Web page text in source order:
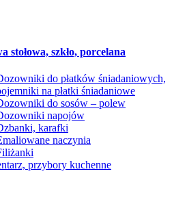
stołowa, szkło, porcelana
do płatków śniadaniowych,
na płatki śniadaniowe
do sosów – polew
napojów
karafki
naczynia